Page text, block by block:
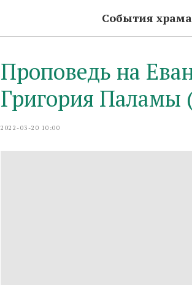
События
Проповедь на
Григория Паламы
2022-03-20 10:00